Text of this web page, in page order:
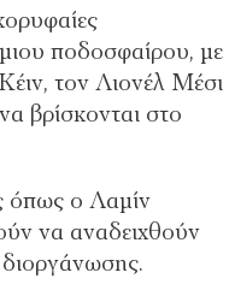
ποδοσφαίρου, με
τον Λιονέλ Μέσι
βρίσκονται στο
όπως ο Λαμίν
να αναδειχθούν